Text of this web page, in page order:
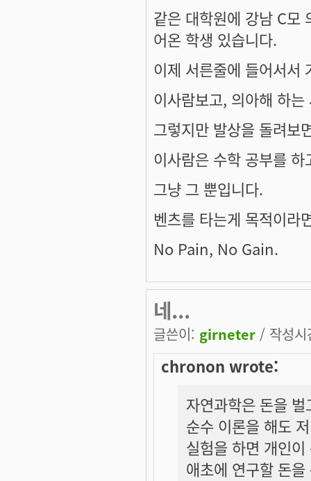
같은 대학원에 강남 C모
어온 학생 있습니다.
이제 서른줄에 들어서서
이사람보고, 의아해 하
그렇지만 발상을 돌려보
이사람은 수학 공부를
그냥 그 뿐입니다.
벤츠를 타는게 목적이라
No Pain, No Gain.
네...
글쓴이: girneter / 작성
chronon wrote:
자연과학은 돈을
순수 이론을 해도
실험을 하면 개인
애초에 연구할 돈